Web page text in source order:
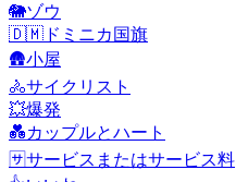
🐘ゾウ
🇩🇲 ドミニカ国旗
🛖小屋
🚴サイクリスト
💥爆発
💑カップルとハート
🈂️サービスまたはサービス料